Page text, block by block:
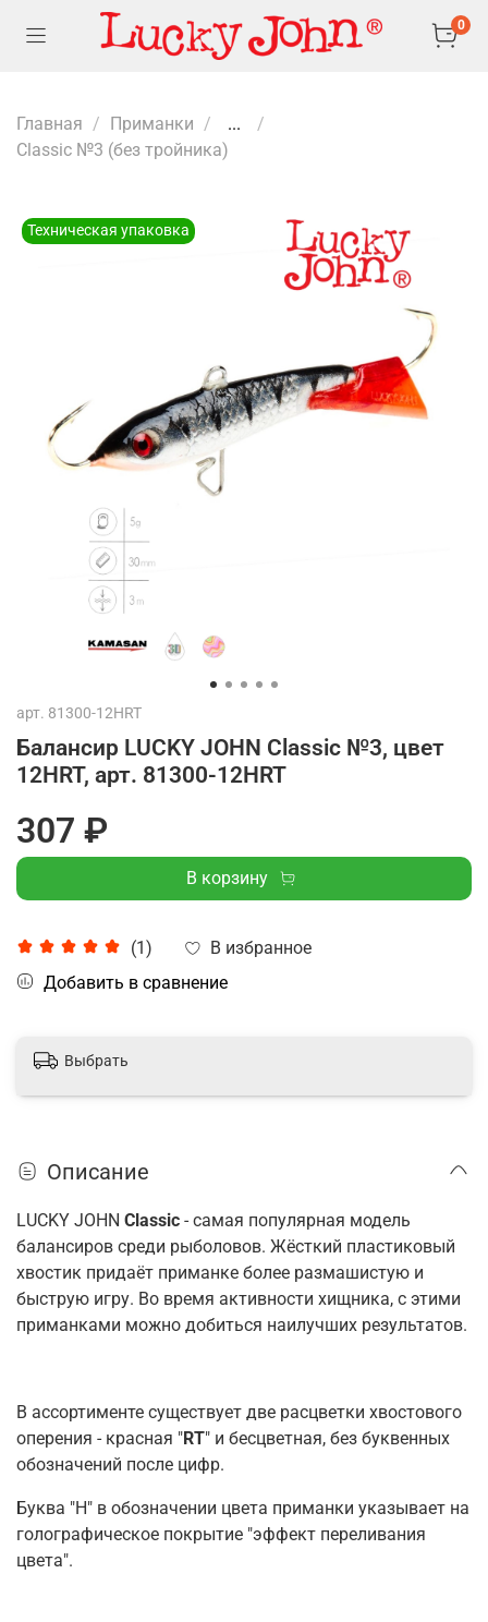
0
Главная Приманки
...
Classic №3 (без тройника)
Техническая упаковка
арт. 81300-12HRT
Балансир LUCKY JOHN Classic №3, цвет
12HRT, арт. 81300-12HRT
(1)
В избранное
Добавить в сравнение
307 ₽
В корзину
Выбрать
Описание
LUCKY JOHN Classic - самая популярная модель
балансиров среди рыболовов. Жёсткий пластиковый
хвостик придаёт приманке более размашистую и
быструю игру. Во время активности хищника, с этими
приманками можно добиться наилучших результатов.
В ассортименте существует две расцветки хвостового
оперения - красная "RT" и бесцветная, без буквенных
обозначений после цифр.
Буква "H" в обозначении цвета приманки указывает на
голографическое покрытие "эффект переливания
цвета".